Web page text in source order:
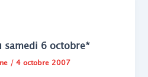
samedi 6 octobre*
/ 4 octobre 2007